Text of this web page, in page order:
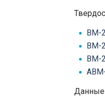
BM-
BM-
BM-
Данные